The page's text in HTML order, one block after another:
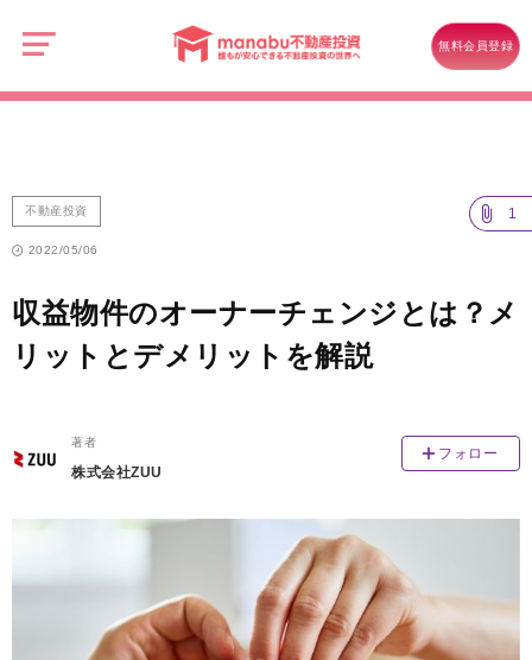
無料会員登録
収益物件のオーナーチェンジとは？メリットとデメリットを解説
不動産投資 1
2022/05/06
収益物件のオーナーチェンジとは？メ
リットとデメリットを解説
著者
株式会社ZUU
フォロー